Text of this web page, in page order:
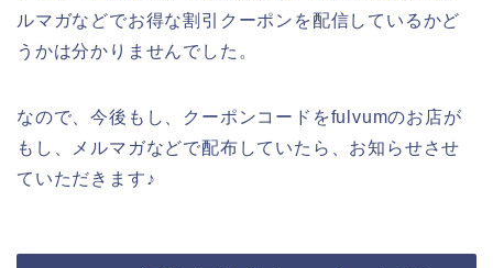
ルマガなどでお得な割引クーポンを配信しているかど
うかは分かりませんでした。
なので、今後もし、クーポンコードをfulvumのお店が
もし、メルマガなどで配布していたら、お知らせさせ
ていただきます♪